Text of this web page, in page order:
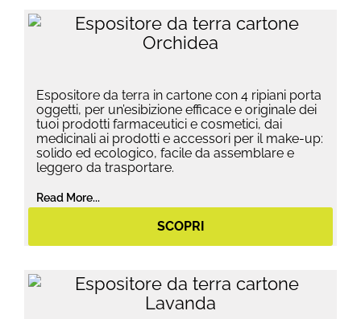
Espositore da terra in cartone con 4 ripiani porta
oggetti, per un’esibizione efficace e originale dei
tuoi prodotti farmaceutici e cosmetici, dai
medicinali ai prodotti e accessori per il make-up:
solido ed ecologico, facile da assemblare e
leggero da trasportare.
Read More...
SCOPRI